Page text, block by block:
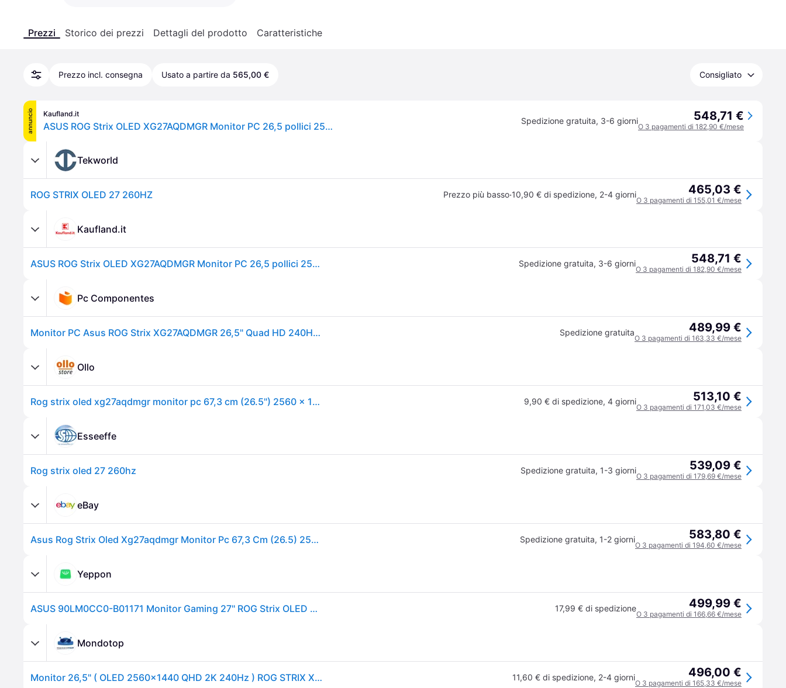
Prezzi Storico dei prezzi Dettagli del prodotto Caratteristiche
Prezzo incl. consegna Usato a partire da 565,00 € Consigliato
annuncio Kaufland.it
ASUS ROG Strix OLED XG27AQDMGR Monitor PC 26,5 pollici 2560 x 1440 Pixel Quad HD Nero Spedizione gratuita, 3-6 giorni 548,71 €
O 3 pagamenti di 182,90 €/mese
Tekworld
ROG STRIX OLED 27 260HZ Prezzo più basso·10,90 € di spedizione, 2-4 giorni 465,03 €
O 3 pagamenti di 155,01 €/mese
Kaufland.it
ASUS ROG Strix OLED XG27AQDMGR Monitor PC 26,5 pollici 2560 x 1440 Pixel Quad HD Nero Spedizione gratuita, 3-6 giorni 548,71 €
O 3 pagamenti di 182,90 €/mese
Pc Componentes
Monitor PC Asus ROG Strix XG27AQDMGR 26,5" Quad HD 240Hz OLED 0,03ms G-SYNC FreeSync HDR10 Spedizione gratuita 489,99 €
O 3 pagamenti di 163,33 €/mese
Ollo
Rog strix oled xg27aqdmgr monitor pc 67,3 cm (26.5") 2560 x 1440 pixel quad hd nero 9,90 € di spedizione, 4 giorni 513,10 €
O 3 pagamenti di 171,03 €/mese
Esseeffe
Rog strix oled 27 260hz Spedizione gratuita, 1-3 giorni 539,09 €
O 3 pagamenti di 179,69 €/mese
eBay
Asus Rog Strix Oled Xg27aqdmgr Monitor Pc 67,3 Cm (26.5) 2560 X 1440 Pixel Quad Spedizione gratuita, 1-2 giorni 583,80 €
O 3 pagamenti di 194,60 €/mese
Yeppon
ASUS 90LM0CC0-B01171 Monitor Gaming 27'' ROG Strix OLED XG27AQDMGR Quad HD 240Hz Nero 17,99 € di spedizione 499,99 €
O 3 pagamenti di 166,66 €/mese
Mondotop
Monitor 26,5" ( OLED 2560x1440 QHD 2K 240Hz ) ROG STRIX XG27AQDMGR Black 90LM0CC0 B01171 11,60 € di spedizione, 2-4 giorni 496,00 €
O 3 pagamenti di 165,33 €/mese